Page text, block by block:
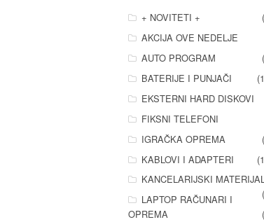
+ NOVITETI +
AKCIJA OVE NEDELJE
AUTO PROGRAM
BATERIJE I PUNJAČI
EKSTERNI HARD DISKOVI
FIKSNI TELEFONI
IGRAČKA OPREMA
KABLOVI I ADAPTERI
KANCELARIJSKI
LAPTOP RAČUNARI I
OPREMA